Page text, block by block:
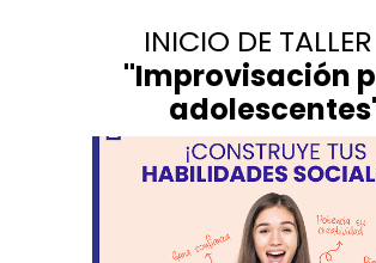
"Improvisación
adolescentes
INICIO DE TALLER